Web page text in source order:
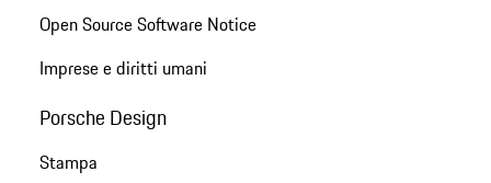
Open Source Software Notice
Imprese e diritti umani
Porsche Design
Stampa